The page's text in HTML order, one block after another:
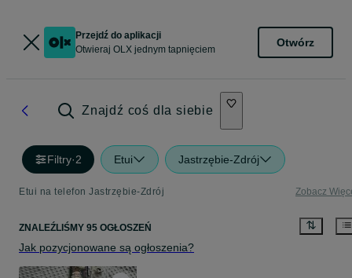
Przejdź do aplikacji
Otwieraj OLX jednym tapnięciem
Otwórz
Znajdź coś dla siebie
Filtry·2 Etui Jastrzębie-Zdrój
Etui na telefon Jastrzębie-Zdrój Zobacz
ZNALEŹLIŚMY 95 OGŁOSZEŃ
Jak pozycjonowane są ogłoszenia?